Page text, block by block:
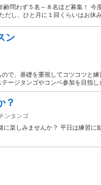
問わず５名～８名ほど募集！ 今
し、ひと月に１回くらいはお休み
ン
で、基礎を重視してコツコツと練
ージタンゴやコンペ参加を目指し
？
ンタンゴ
楽しみませんか？ 平日は練習に